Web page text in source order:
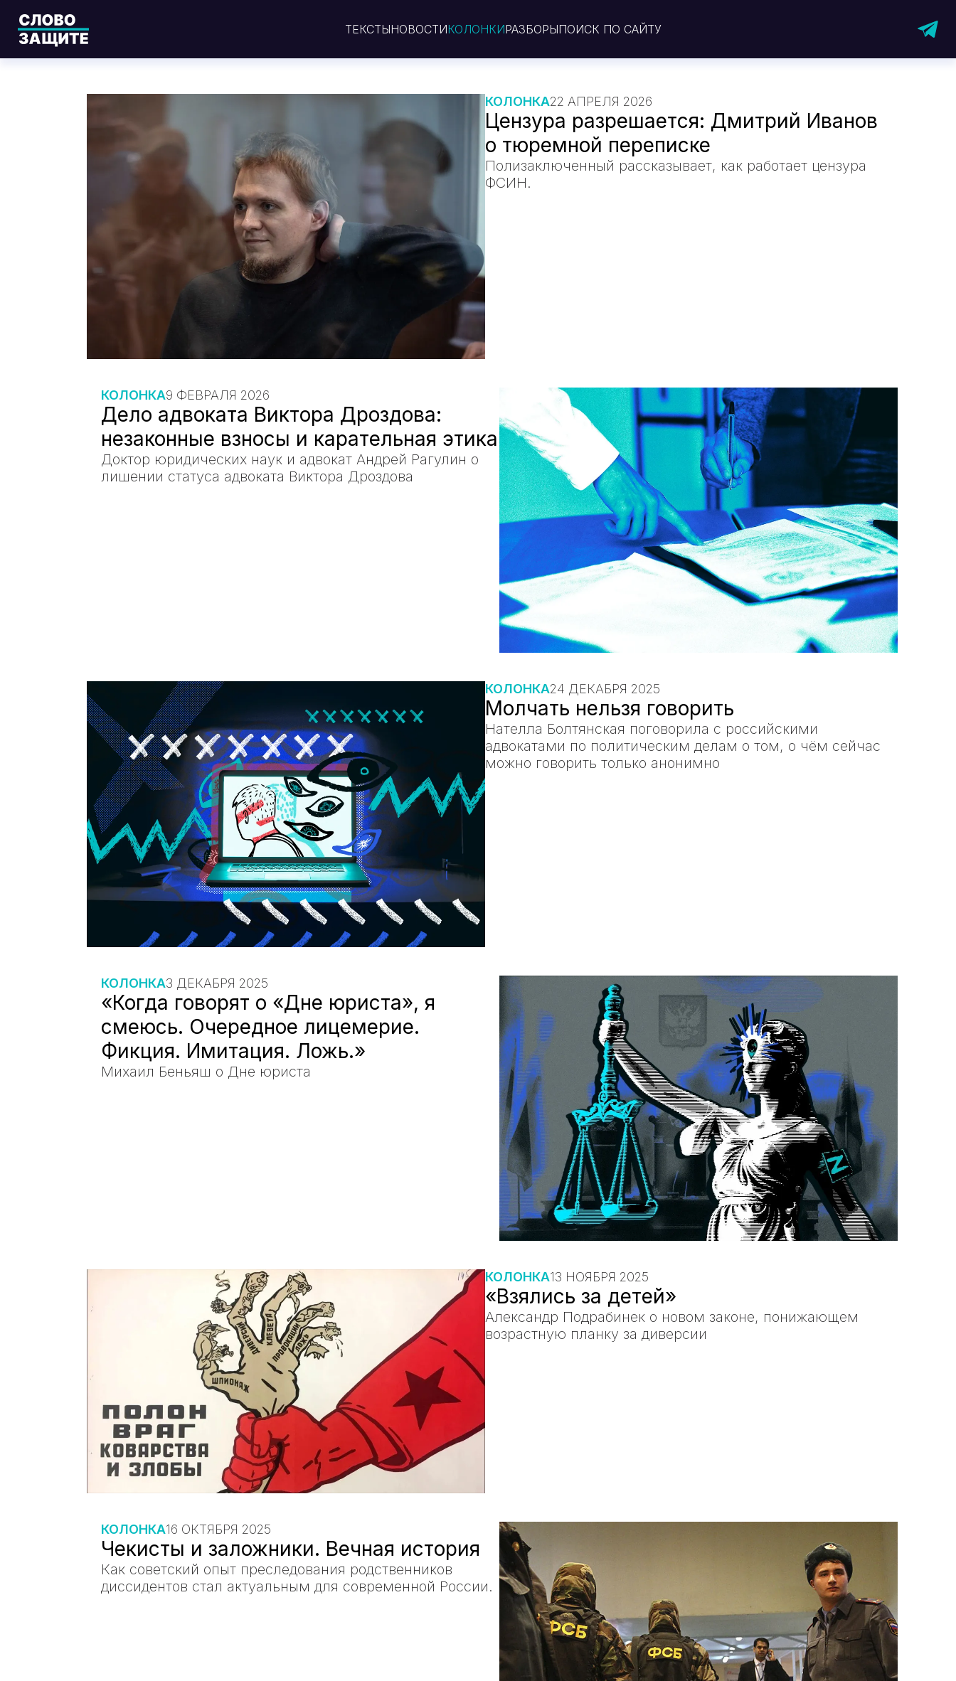
ТЕКСТЫНОВОСТИКОЛОНКИРАЗБОРЫПОИСК ПО САЙТУ
КОЛОНКА22 АПРЕЛЯ 2026
Цензура разрешается: Дмитрий Иванов
о тюремной переписке
Полизаключенный рассказывает, как работает цензура
ФСИН.
КОЛОНКА9 ФЕВРАЛЯ 2026
Дело адвоката Виктора Дроздова:
незаконные взносы и карательная этика
Доктор юридических наук и адвокат Андрей Рагулин о
лишении статуса адвоката Виктора Дроздова
КОЛОНКА24 ДЕКАБРЯ 2025
Молчать нельзя говорить
Нателла Болтянская поговорила с российскими
адвокатами по политическим делам о том, о чём сейчас
можно говорить только анонимно
КОЛОНКА3 ДЕКАБРЯ 2025
«Когда говорят о «Дне юриста», я
смеюсь. Очередное лицемерие.
Фикция. Имитация. Ложь.»
Михаил Беньяш о Дне юриста
КОЛОНКА13 НОЯБРЯ 2025
«Взялись за детей»
Александр Подрабинек о новом законе, понижающем
возрастную планку за диверсии
КОЛОНКА16 ОКТЯБРЯ 2025
Чекисты и заложники. Вечная история
Как советский опыт преследования родственников
диссидентов стал актуальным для современной России.